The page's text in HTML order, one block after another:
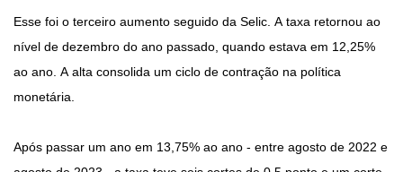
Esse foi o terceiro aumento seguido da Selic. A taxa retornou ao
nível de dezembro do ano passado, quando estava em 12,25%
ao ano. A alta consolida um ciclo de contração na política
monetária.
Após passar um ano em 13,75% ao ano - entre agosto de 2022 e